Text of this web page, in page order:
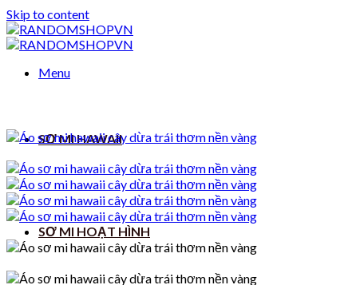
Skip to content
Menu
SƠ MI HAWAII
SƠ MI HOẠT HÌNH